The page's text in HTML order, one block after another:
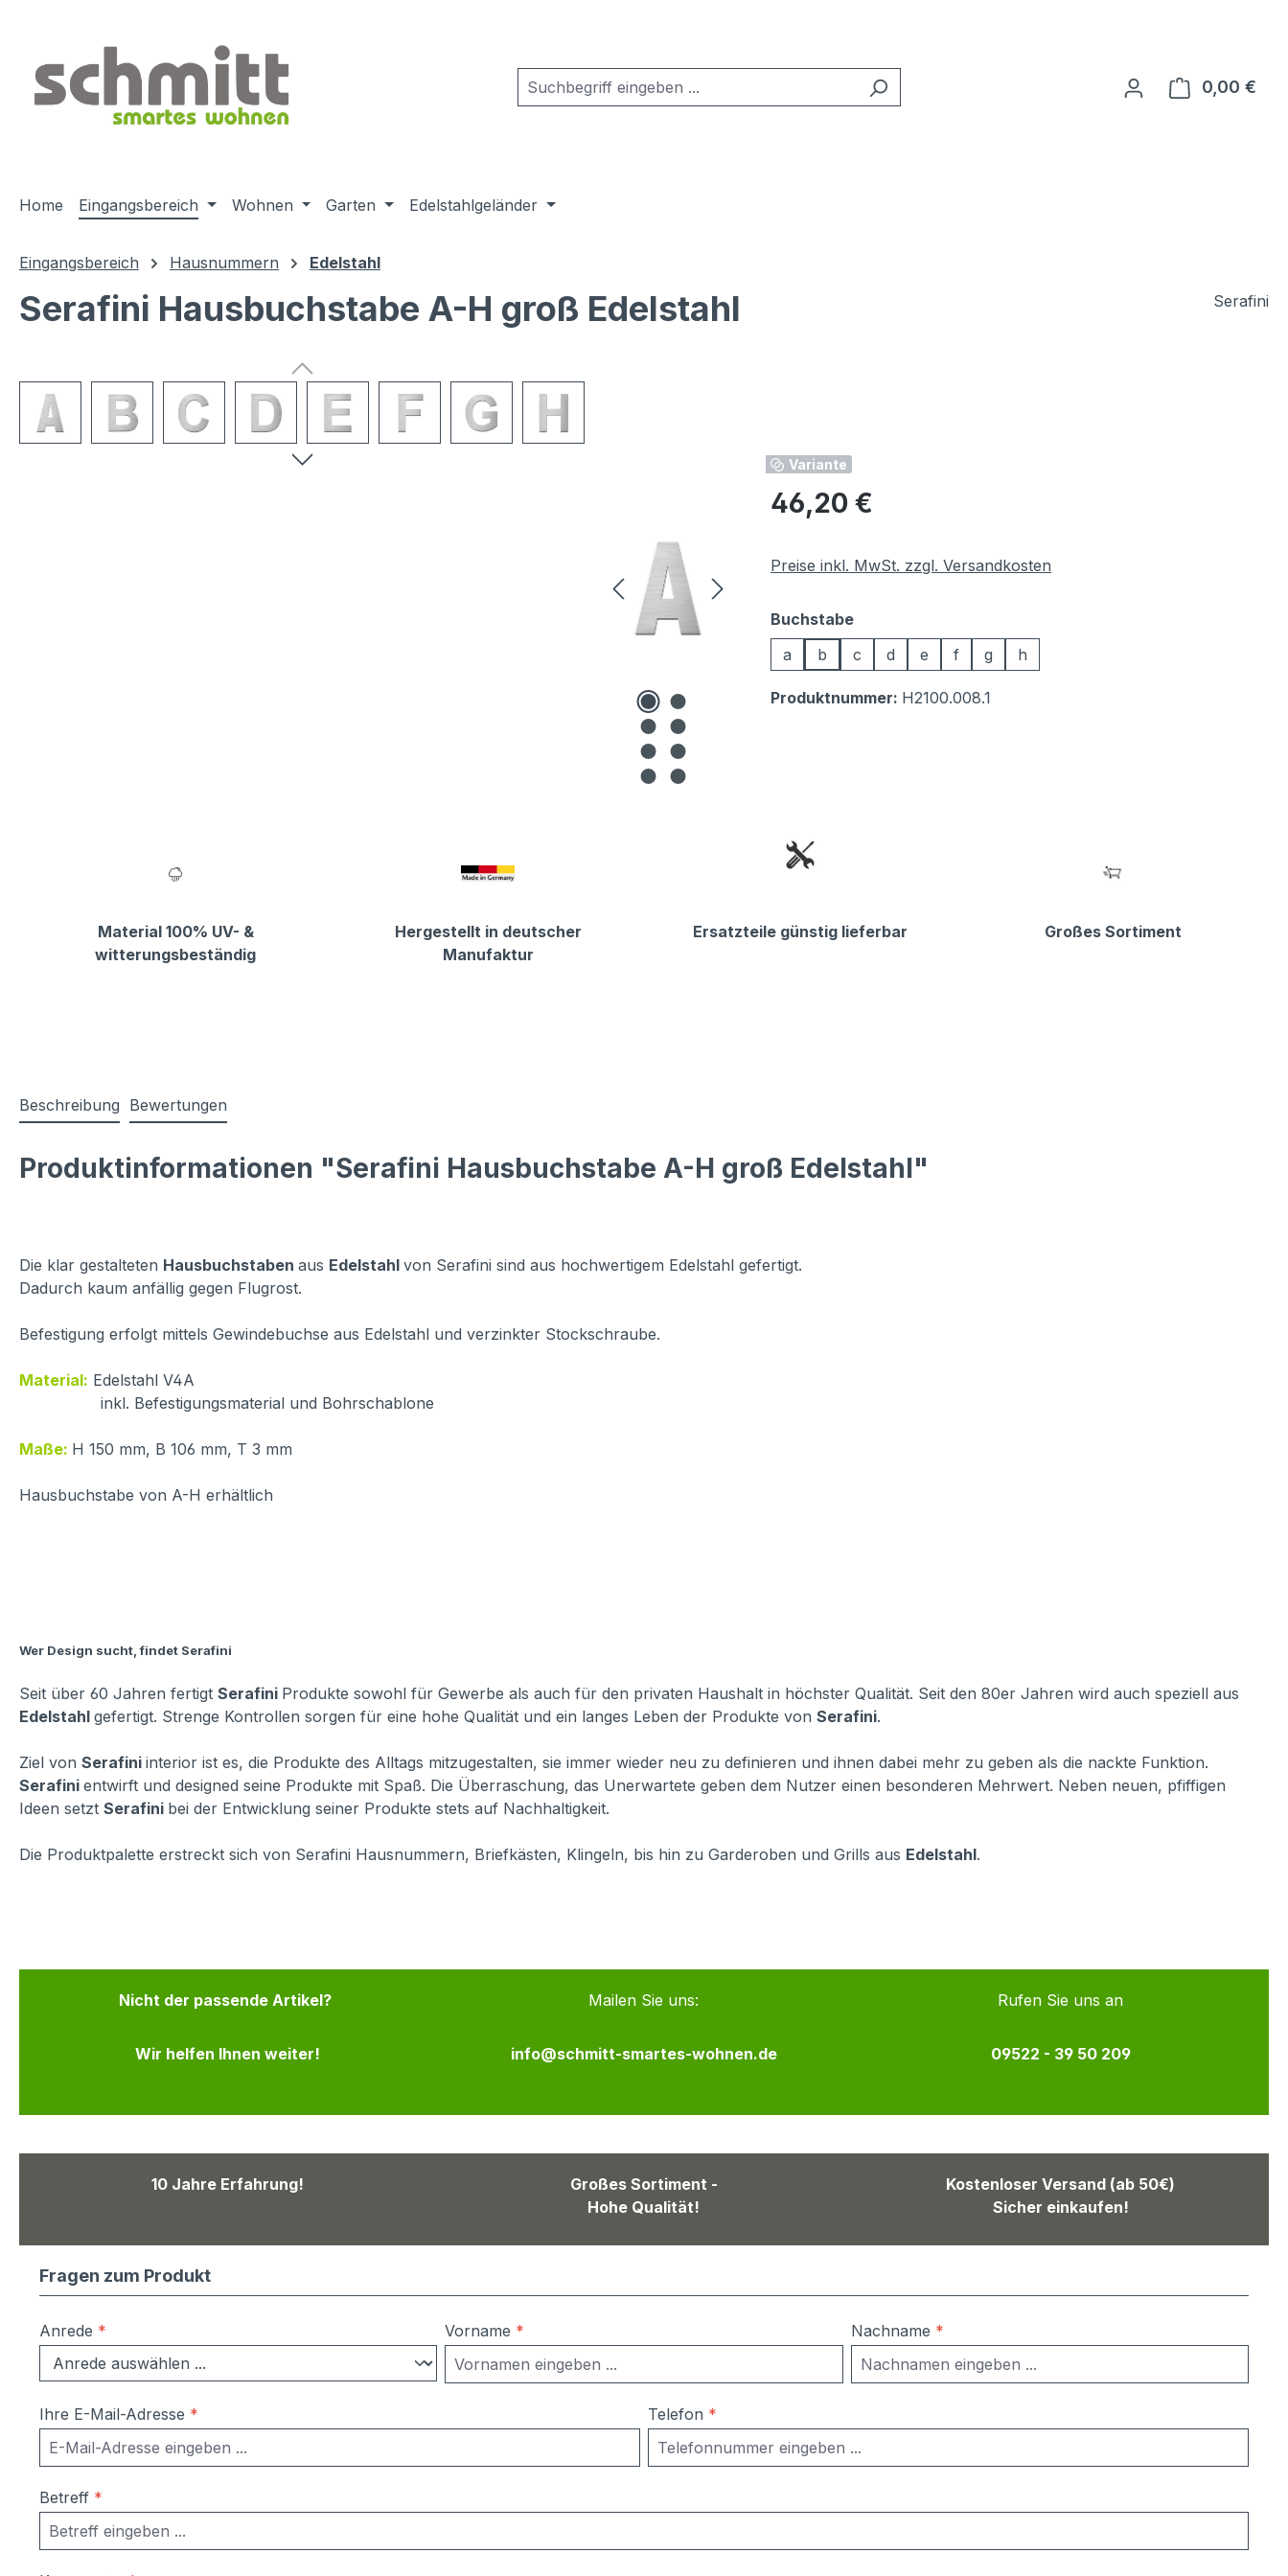
0,00 €
Home Eingangsbereich Wohnen Garten Edelstahlgeländer
Eingangsbereich Hausnummern Edelstahl
Serafini Hausbuchstabe A-H groß Edelstahl Serafini
Variante
Regulärer Preis:
46,20 €
Preise inkl. MwSt. zzgl. Versandkosten
Buchstabeauswählen
a
b c d e f g h
Produktnummer: H2100.008.1
Material 100% UV- &
witterungsbeständig
Hergestellt in deutscher
Manufaktur
Ersatzteile günstig lieferbar Großes Sortiment
Beschreibung Bewertungen
Produktinformationen "Serafini Hausbuchstabe A-H groß Edelstahl"
Die klar gestalteten Hausbuchstaben aus Edelstahl von Serafini sind aus hochwertigem Edelstahl gefertigt.
Dadurch kaum anfällig gegen Flugrost.
Befestigung erfolgt mittels Gewindebuchse aus Edelstahl und verzinkter Stockschraube.
Material: Edelstahl V4A
inkl. Befestigungsmaterial und Bohrschablone
Maße: H 150 mm, B 106 mm, T 3 mm
Hausbuchstabe von A-H erhältlich
Wer Design sucht, findet Serafini
Seit über 60 Jahren fertigt Serafini Produkte sowohl für Gewerbe als auch für den privaten Haushalt in höchster Qualität. Seit den 80er Jahren wird auch speziell aus
Edelstahl gefertigt. Strenge Kontrollen sorgen für eine hohe Qualität und ein langes Leben der Produkte von Serafini.
Ziel von Serafini interior ist es, die Produkte des Alltags mitzugestalten, sie immer wieder neu zu definieren und ihnen dabei mehr zu geben als die nackte Funktion.
Serafini entwirft und designed seine Produkte mit Spaß. Die Überraschung, das Unerwartete geben dem Nutzer einen besonderen Mehrwert. Neben neuen, pfiffigen
Ideen setzt Serafini bei der Entwicklung seiner Produkte stets auf Nachhaltigkeit.
Die Produktpalette erstreckt sich von Serafini Hausnummern, Briefkästen, Klingeln, bis hin zu Garderoben und Grills aus Edelstahl.
Nicht der passende Artikel?
Wir helfen Ihnen weiter!
Mailen Sie uns:
info@schmitt-smartes-wohnen.de
Rufen Sie uns an
09522 - 39 50 209
10 Jahre Erfahrung!
Großes Sortiment -
Hohe Qualität!
Kostenloser Versand (ab 50€)
Sicher einkaufen!
Fragen zum Produkt
Anrede * Vorname * Nachname *
Ihre E-Mail-Adresse * Telefon *
Betreff *